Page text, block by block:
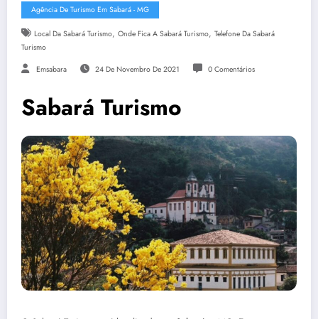
Agência De Turismo Em Sabará - MG
Local Da Sabará Turismo, Onde Fica A Sabará Turismo, Telefone Da Sabará
Turismo
Emsabara 24 De Novembro De 2021 0 Comentários
Sabará Turismo